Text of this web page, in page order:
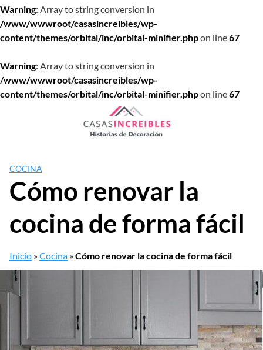
Warning: Array to string conversion in
/www/wwwroot/casasincreibles/wp-
content/themes/orbital/inc/orbital-minifier.phpon line67
Warning: Array to string conversion in
/www/wwwroot/casasincreibles/wp-
content/themes/orbital/inc/orbital-minifier.phpon line67
COCINA
Cómo renovar la
cocina de forma fácil
Inicio »Cocina »Cómo renovar la cocina de forma fácil